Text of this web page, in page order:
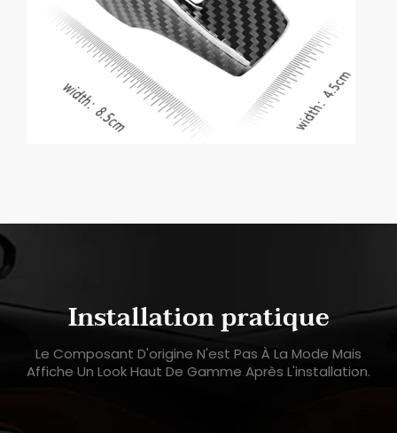
Installation pratique
Le Composant D'origine N'est Pas À La Mode Mais
Affiche Un Look Haut De Gamme Après L'installation.